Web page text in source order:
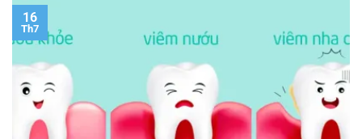
16
Th7